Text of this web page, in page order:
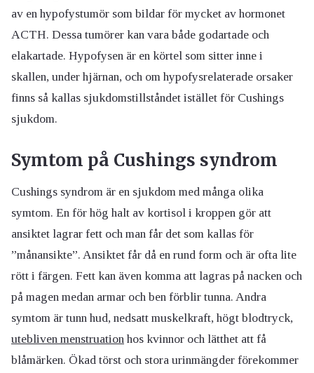
av en hypofystumör som bildar för mycket av hormonet
ACTH. Dessa tumörer kan vara både godartade och
elakartade. Hypofysen är en körtel som sitter inne i
skallen, under hjärnan, och om hypofysrelaterade orsaker
finns så kallas sjukdomstillståndet istället för Cushings
sjukdom.
Symtom på Cushings syndrom
Cushings syndrom är en sjukdom med många olika
symtom. En för hög halt av kortisol i kroppen gör att
ansiktet lagrar fett och man får det som kallas för
”månansikte”. Ansiktet får då en rund form och är ofta lite
rött i färgen. Fett kan även komma att lagras på nacken och
på magen medan armar och ben förblir tunna. Andra
symtom är tunn hud, nedsatt muskelkraft, högt blodtryck,
utebliven menstruation hos kvinnor och lätthet att få
blåmärken. Ökad törst och stora urinmängder förekommer